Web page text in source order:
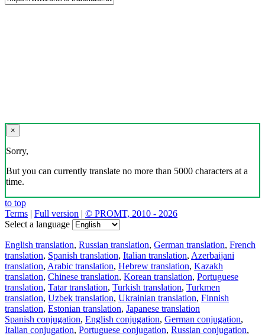
×
Sorry,
But you can currently translate no more than 5000 characters at a
time.
to top
Terms | Full version | © PROMT, 2010 - 2026
Select a language
English translation, Russian translation, German translation, French
translation, Spanish translation, Italian translation, Azerbaijani
translation, Arabic translation, Hebrew translation, Kazakh
translation, Chinese translation, Korean translation, Portuguese
translation, Tatar translation, Turkish translation, Turkmen
translation, Uzbek translation, Ukrainian translation, Finnish
translation, Estonian translation, Japanese translation
Spanish conjugation, English conjugation, German conjugation,
Italian conjugation, Portuguese conjugation, Russian conjugation,